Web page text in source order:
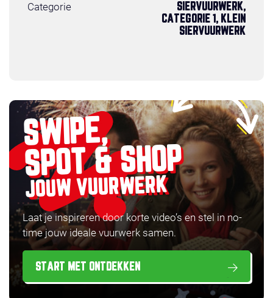
Categorie
SIERVUURWERK,
CATEGORIE 1, KLEIN
SIERVUURWERK
SWIPE,
SPOT & SHOP
JOUW VUURWERK
Laat je inspireren door korte video’s en stel in no-
time jouw ideale vuurwerk samen.
START MET ONTDEKKEN